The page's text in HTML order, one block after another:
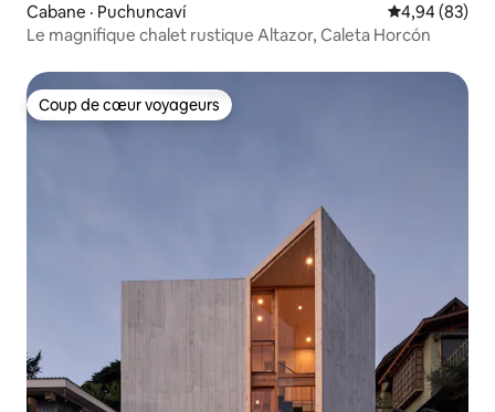
Cabane · Puchuncaví Note
4,94 (83)
Le magnifique chalet rustique Altazor, Caleta Horcón
Coup de cœur voyageurs
Coup de cœur voyageurs